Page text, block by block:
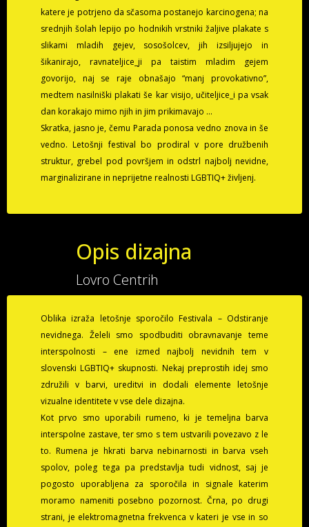
katere je potrjeno da sčasoma postanejo karcinogena; na
srednjih šolah lepijo po hodnikih vrstniki žaljive plakate s
slikami mladih gejev, sosošolcev, jih izsiljujejo in
šikanirajo, ravnateljice_ji pa taistim mladim gejem
govorijo, naj se raje obnašajo “manj provokativno”,
medtem nasilniški plakati še kar visijo, učiteljice_i pa vsak
dan korakajo mimo njih in jim prikimavajo ...
Skratka, jasno je, čemu Parada ponosa vedno znova in še
vedno. Letošnji festival bo prodiral v pore družbenih
struktur, grebel pod površjem in odstrl najbolj nevidne,
marginalizirane in neprijetne realnosti LGBTIQ+ življenj.
Opis dizajna
Lovro Centrih
Oblika izraža letošnje sporočilo Festivala – Odstiranje
nevidnega. Želeli smo spodbuditi obravnavanje teme
interspolnosti – ene izmed najbolj nevidnih tem v
slovenski LGBTIQ+ skupnosti. Nekaj preprostih idej smo
združili v barvi, ureditvi in dodali elemente letošnje
vizualne identitete v vse dele dizajna.
Kot prvo smo uporabili rumeno, ki je temeljna barva
interspolne zastave, ter smo s tem ustvarili povezavo z le
to. Rumena je hkrati barva nebinarnosti in barva vseh
spolov, poleg tega pa predstavlja tudi vidnost, saj je
pogosto uporabljena za sporočila in signale katerim
moramo nameniti posebno pozornost. Črna, po drugi
strani, je elektromagnetna frekvenca v kateri je vse in so